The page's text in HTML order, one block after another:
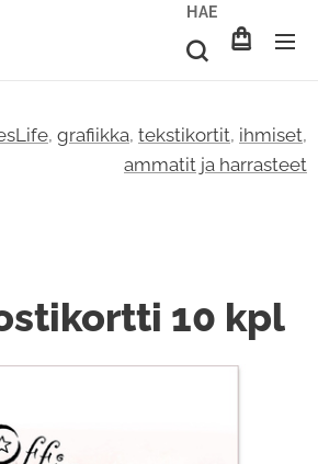
HAE
, grafiikka, tekstikortit, ihmiset,
ammatit ja harrasteet
10 kpl